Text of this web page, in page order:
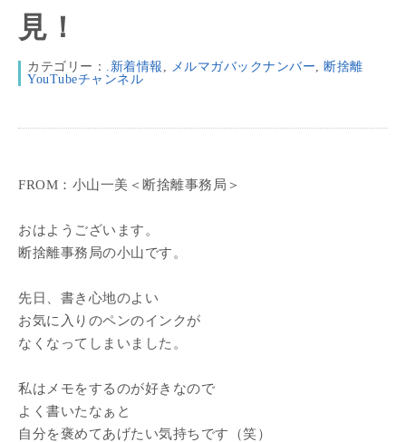
見！
カテゴリー： .新着情報 , メルマガバックナンバー, 断捨離
YouTubeチャンネル
FROM：小山一美＜断捨離事務局＞
おはようございます。
断捨離事務局の小山です。
先日、書き心地のよい
お気に入りのペンのインクが
なくなってしまいました。
私はメモをするのが好きなので
よく書いたなぁと
自分を褒めてあげたい気持ちです（笑）